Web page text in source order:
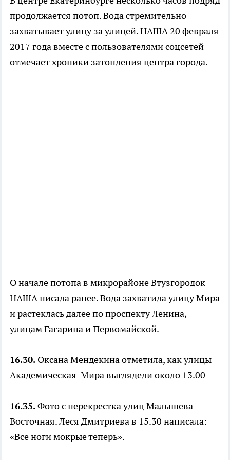
продолжается потоп. Вода стремительно
захватывает улицу за улицей. НАША 20 февраля
2017 года вместе с пользователями соцсетей
отмечает хроники затопления центра города.
О начале потопа в микрорайоне Втузгородок
НАША писала ранее. Вода захватила улицу Мира
и растеклась далее по проспекту Ленина,
улицам Гагарина и Первомайской.
16.30. Оксана Мендекина отметила, как улицы
Академическая-Мира выглядели около 13.00
16.35.Фото с перекрестка улиц Малышева —
Восточная. Леся Дмитриева в 15.30 написала:
«Все ноги мокрые теперь».